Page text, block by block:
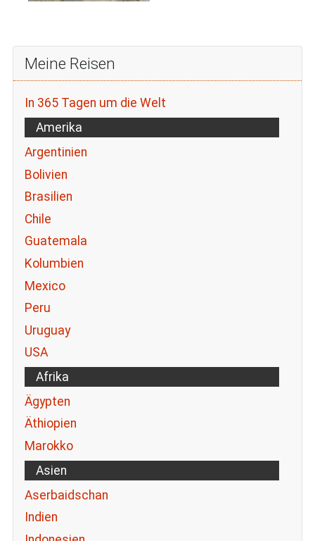
Meine Reisen
In 365 Tagen um die Welt
Amerika
Argentinien
Bolivien
Brasilien
Chile
Guatemala
Kolumbien
Mexico
Peru
Uruguay
USA
Afrika
Ägypten
Äthiopien
Marokko
Asien
Aserbaidschan
Indien